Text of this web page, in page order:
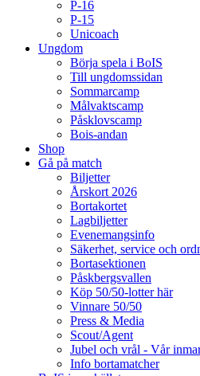
P-16
P-15
Unicoach
Ungdom
Börja spela i BoIS
Till ungdomssidan
Sommarcamp
Målvaktscamp
Påsklovscamp
Bois-andan
Shop
Gå på match
Biljetter
Årskort 2026
Bortakortet
Lagbiljetter
Evenemangsinfo
Säkerhet, service och
Bortasektionen
Påskbergsvallen
Köp 50/50-lotter här
Vinnare 50/50
Press & Media
Scout/Agent
Jubel och vrål - Vår
Info bortamatcher